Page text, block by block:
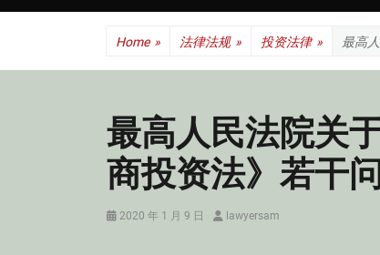
Home » 法律法规 » 投资法律 » 最高
最高人民法院关
商投资法》若干
Posted
2020 年 1 月 9 日 Authorlawyersam